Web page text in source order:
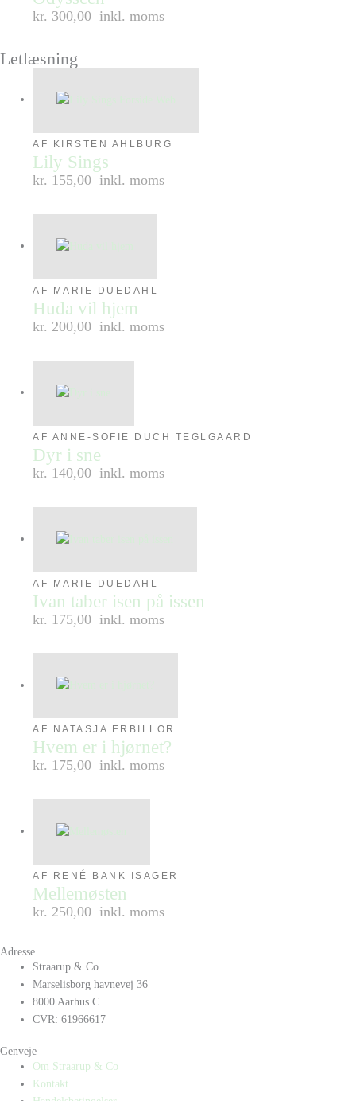
kr. 300,00 inkl. moms
Letlæsning
AF KIRSTEN AHLBURG
Lily Sings
kr. 155,00 inkl. moms
AF MARIE DUEDAHL
Huda vil hjem
kr. 200,00 inkl. moms
AF ANNE-SOFIE DUCH TEGLGAARD
Dyr i sne
kr. 140,00 inkl. moms
AF MARIE DUEDAHL
Ivan taber isen på issen
kr. 175,00 inkl. moms
AF NATASJA ERBILLOR
Hvem er i hjørnet?
kr. 175,00 inkl. moms
AF RENÉ BANK ISAGER
Mellemøsten
kr. 250,00 inkl. moms
Adresse
Straarup & Co
Marselisborg havnevej 36
8000 Aarhus C
CVR: 61966617
Genveje
Om Straarup & Co
Kontakt